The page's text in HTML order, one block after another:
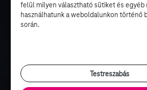
felül milyen választható sütiket és egyéb
használhatunk a weboldalunkon történő
során.
Testreszabás